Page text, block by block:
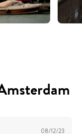
08/12/23